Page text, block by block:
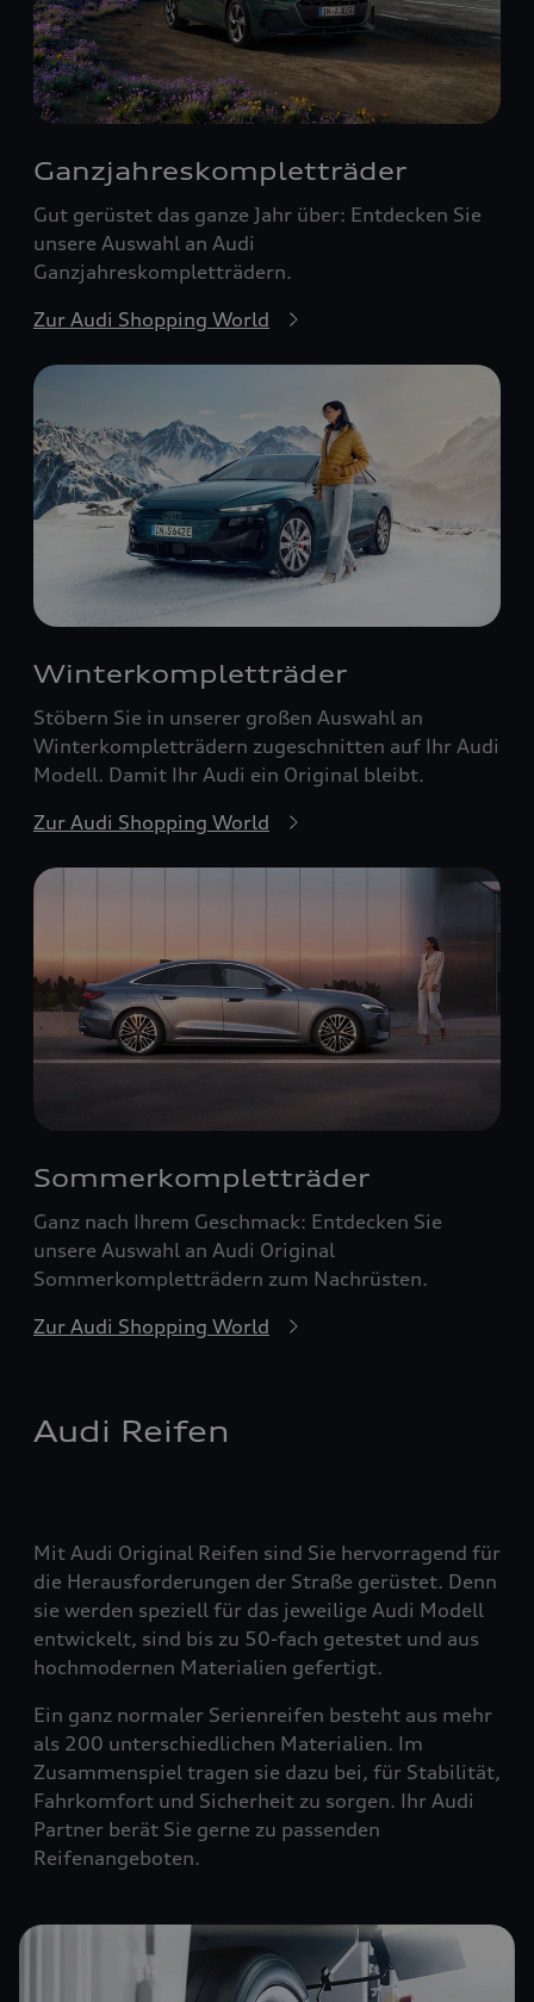
Ganzjahreskomplett­räder
Gut gerüstet das ganze Jahr über: Entdecken Sie
unsere Auswahl an Audi
Ganzjahreskompletträdern.
Zur Audi Shopping World
Winterkompletträder
Stöbern Sie in unserer großen Auswahl an
Winterkompletträdern zugeschnitten auf Ihr Audi
Modell. Damit Ihr Audi ein Original bleibt.
Zur Audi Shopping World
Sommerkompletträder
Ganz nach Ihrem Geschmack: Entdecken Sie
unsere Auswahl an Audi Original
Sommerkompletträdern zum Nachrüsten.
Zur Audi Shopping World
Audi Reifen
Mit Audi Original Reifen sind Sie hervorragend für
die Herausforderungen der Straße gerüstet. Denn
sie werden speziell für das jeweilige Audi Modell
entwickelt, sind bis zu 50-fach getestet und aus
hochmodernen Materialien gefertigt.
Ein ganz normaler Serienreifen besteht aus mehr
als 200 unterschiedlichen Materialien. Im
Zusammenspiel tragen sie dazu bei, für Stabilität,
Fahrkomfort und Sicherheit zu sorgen. Ihr Audi
Partner berät Sie gerne zu passenden
Reifenangeboten.